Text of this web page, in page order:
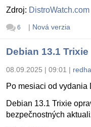
Zdroj: DistroWatch.com
6 | Nová verzia
Debian 13.1 Trixie
08.09.2025 | 09:01 |
Po mesiaci od vydania
Debian 13.1 Trixie
bezpečnostných